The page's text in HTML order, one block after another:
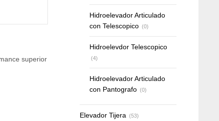
superior
Hidroelevador Articulado
con Telescopico (0)
Hidroelevdor Telescopico
(4)
Hidroelevador Articulado
con Pantografo (0)
Elevador Tijera (53)